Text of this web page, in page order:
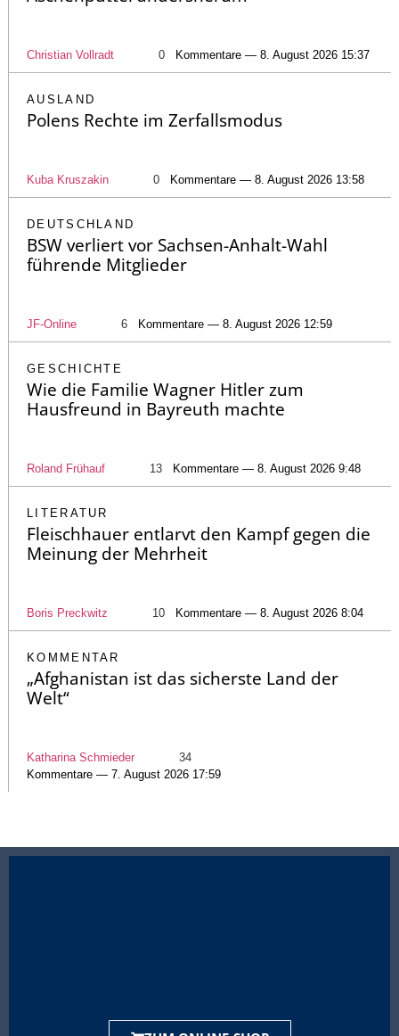
Christian Vollradt 0 Kommentare — 8. August 2026 15:37
AUSLAND
Polens Rechte im Zerfallsmodus
Kuba Kruszakin 0 Kommentare — 8. August 2026 13:58
DEUTSCHLAND
BSW verliert vor Sachsen-Anhalt-Wahl
führende Mitglieder
JF-Online 6 Kommentare — 8. August 2026 12:59
GESCHICHTE
Wie die Familie Wagner Hitler zum
Hausfreund in Bayreuth machte
Roland Frühauf 13 Kommentare — 8. August 2026 9:48
LITERATUR
Fleischhauer entlarvt den Kampf gegen die
Meinung der Mehrheit
Boris Preckwitz 10 Kommentare — 8. August 2026 8:04
KOMMENTAR
„Afghanistan ist das sicherste Land der
Welt“
Katharina Schmieder
34
Kommentare — 7. August 2026 17:59